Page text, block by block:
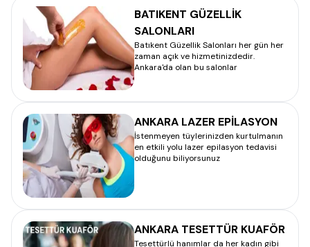
BATIKENT GÜZELLİK
SALONLARI
Batıkent Güzellik Salonları her gün her
zaman açık ve hizmetinizdedir.
Ankara'da olan bu salonlar
ANKARA LAZER EPİLASYON
İstenmeyen tüylerinizden kurtulmanın
en etkili yolu lazer epilasyon tedavisi
olduğunu biliyorsunuz
ANKARA TESETTÜR KUAFÖR
Tesettürlü hanımlar da her kadın gibi